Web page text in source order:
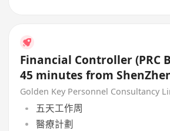
Financial Controller (PRC
45 minutes from
Golden Key Personnel Consultancy
五天工作周
醫療計劃